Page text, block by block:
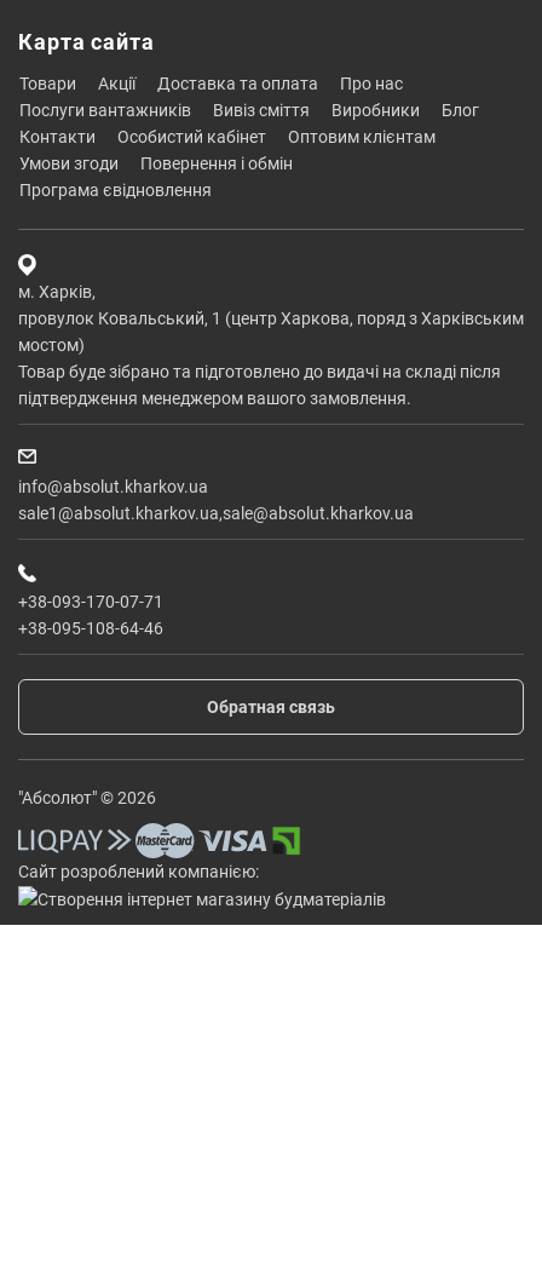
Карта сайта
товари акції доставка та оплата
про нас
послуги вантажників
вивіз сміття виробники
блог
контакти
особистий кабінет
оптовим клієнтам
умови згоди
повернення і обмін
програма євідновлення
м. Харків,
провулок Ковальський, 1 (центр Харкова, поряд з Харківським
мостом)
Товар буде зібрано та підготовлено до видачі на складі після
підтвердження менеджером вашого замовлення.
info@absolut.kharkov.ua
sale1@absolut.kharkov.ua,sale@absolut.kharkov.ua
+38-093-170-07-71
+38-095-108-64-46
Обратная связь
Сайт розроблений компанією:
"Абсолют" © 2026